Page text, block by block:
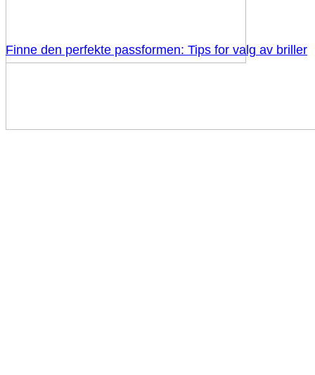
Finne den perfekte passformen: Tips for valg av briller